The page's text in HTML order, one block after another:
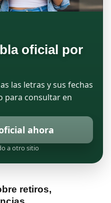
oficial por
las letras y sus fechas
para consultar en
ahora
a otro sitio
retiros,